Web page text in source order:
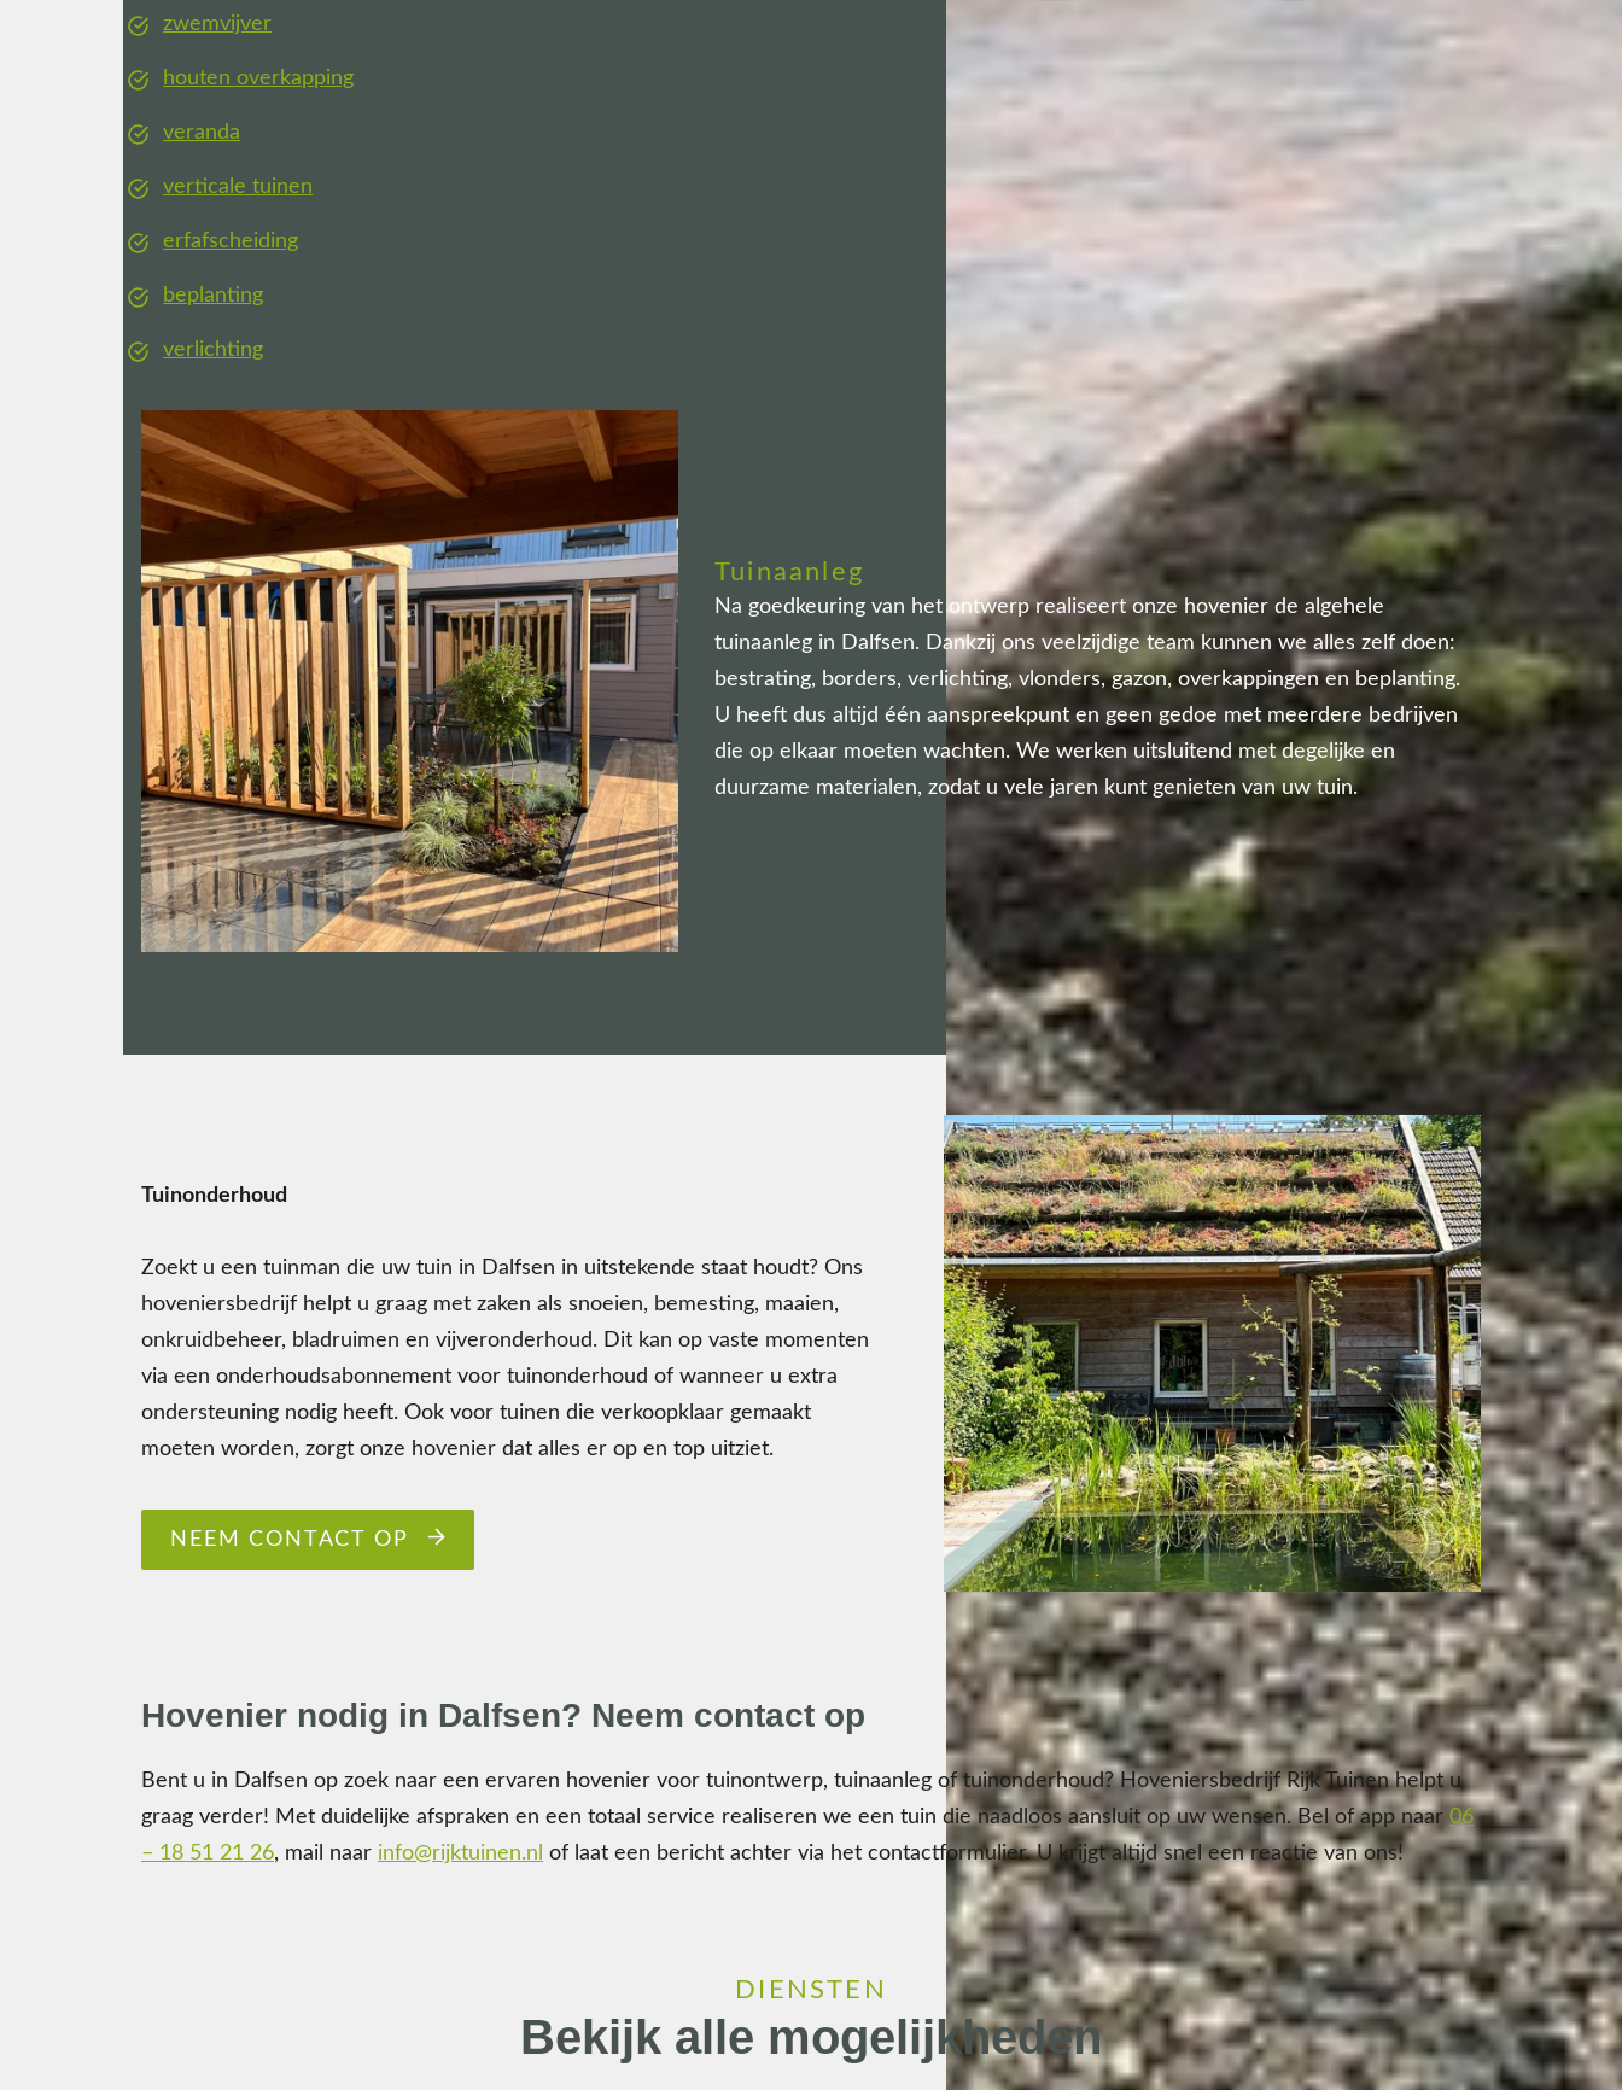
zwemvijver
houten overkapping
veranda
verticale tuinen
erfafscheiding
beplanting
verlichting
Tuinaanleg
Na goedkeuring van het ontwerp realiseert onze hovenier de algehele
tuinaanleg in Dalfsen. Dankzij ons veelzijdige team kunnen we alles zelf doen:
bestrating, borders, verlichting, vlonders, gazon, overkappingen en beplanting.
U heeft dus altijd één aanspreekpunt en geen gedoe met meerdere bedrijven
die op elkaar moeten wachten. We werken uitsluitend met degelijke en
duurzame materialen, zodat u vele jaren kunt genieten van uw tuin.
Tuinonderhoud
Zoekt u een tuinman die uw tuin in Dalfsen in uitstekende staat houdt? Ons
hoveniersbedrijf helpt u graag met zaken als snoeien, bemesting, maaien,
onkruidbeheer, bladruimen en vijveronderhoud. Dit kan op vaste momenten
via een onderhoudsabonnement voor tuinonderhoud of wanneer u extra
ondersteuning nodig heeft. Ook voor tuinen die verkoopklaar gemaakt
moeten worden, zorgt onze hovenier dat alles er op en top uitziet.
NEEM CONTACT OP
Hovenier nodig in Dalfsen? Neem contact op
Bent u in Dalfsen op zoek naar een ervaren hovenier voor tuinontwerp, tuinaanleg of tuinonderhoud? Hoveniersbedrijf Rijk Tuinen helpt u
graag verder! Met duidelijke afspraken en een totaal service realiseren we een tuin die naadloos aansluit op uw wensen. Bel of app naar 06
– 18 51 21 26, mail naar info@rijktuinen.nl of laat een bericht achter via het contactformulier. U krijgt altijd snel een reactie van ons!
DIENSTEN
Bekijk alle mogelijkheden